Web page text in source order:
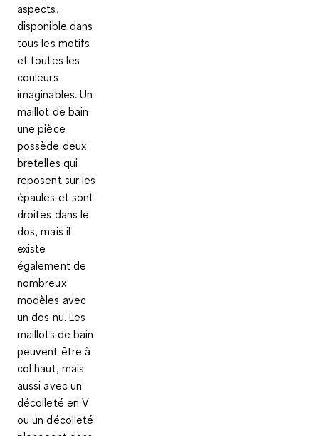
aspects,
disponible dans
tous les motifs
et toutes les
couleurs
imaginables. Un
maillot de bain
une pièce
possède deux
bretelles qui
reposent sur les
épaules et sont
droites dans le
dos, mais il
existe
également de
nombreux
modèles avec
un dos nu. Les
maillots de bain
peuvent êtreà
col haut, mais
aussi avec un
décolleté en V
ou undécolleté